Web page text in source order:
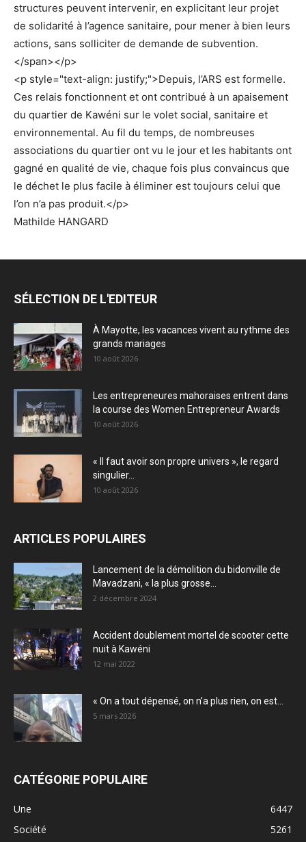
structures peuvent intervenir, en explicitant leur projet
de solidarité à l’agence sanitaire, pour mener à bien leurs
actions, sans solliciter de demande de subvention.
</span></p>
<p style="text-align: justify;">Depuis, l’ARS est formelle.
Ces relais fonctionnent et ont contribué à un apaisement
du quartier de Kawéni sur le volet social, sanitaire et
environnemental. Au fil du temps, de nombreuses
associations du quartier ont vu le jour et les habitants ont
gagné en qualité de vie, chaque fois plus convaincus que
le déchet le plus facile à éliminer est toujours celui que
l’on n’a pas produit.</p>
Mathilde HANGARD
SÉLECTION DE L'EDITEUR
À Mayotte, les vacances vivent au rythme des
grands mariages
10 août 2026
Les entrepreneures mahoraises entrent dans
la course des Women Entrepreneur Awards
10 août 2026
« Il faut avoir son propre univers », le regard
singulier...
10 août 2026
ARTICLES POPULAIRES
Lancement de la démolition du bidonville de
Mavadzani, « la plus grosse...
2 décembre 2024
Accident doublement mortel de scooter cette
nuit à Kawéni
12 mai 2022
« On a tout dépensé, on n’a plus rien, on est...
5 mars 2026
CATÉGORIE POPULAIRE
Une
6447
Société
5261